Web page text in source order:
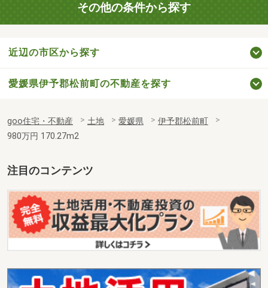
その他の条件から探す
近辺の市区から探す
愛媛県伊予郡松前町の不動産を探す
goo住宅・不動産 土地 愛媛県
伊予郡松前町
980万円 170.27m2
注目のコンテンツ